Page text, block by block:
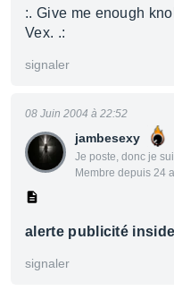
:. Give me enough
Vex. .:
signaler
jambesexy
Je poste, donc je
Membre depuis 24
08 Juin 2004 à 22:52
alerte publicité inside
signaler